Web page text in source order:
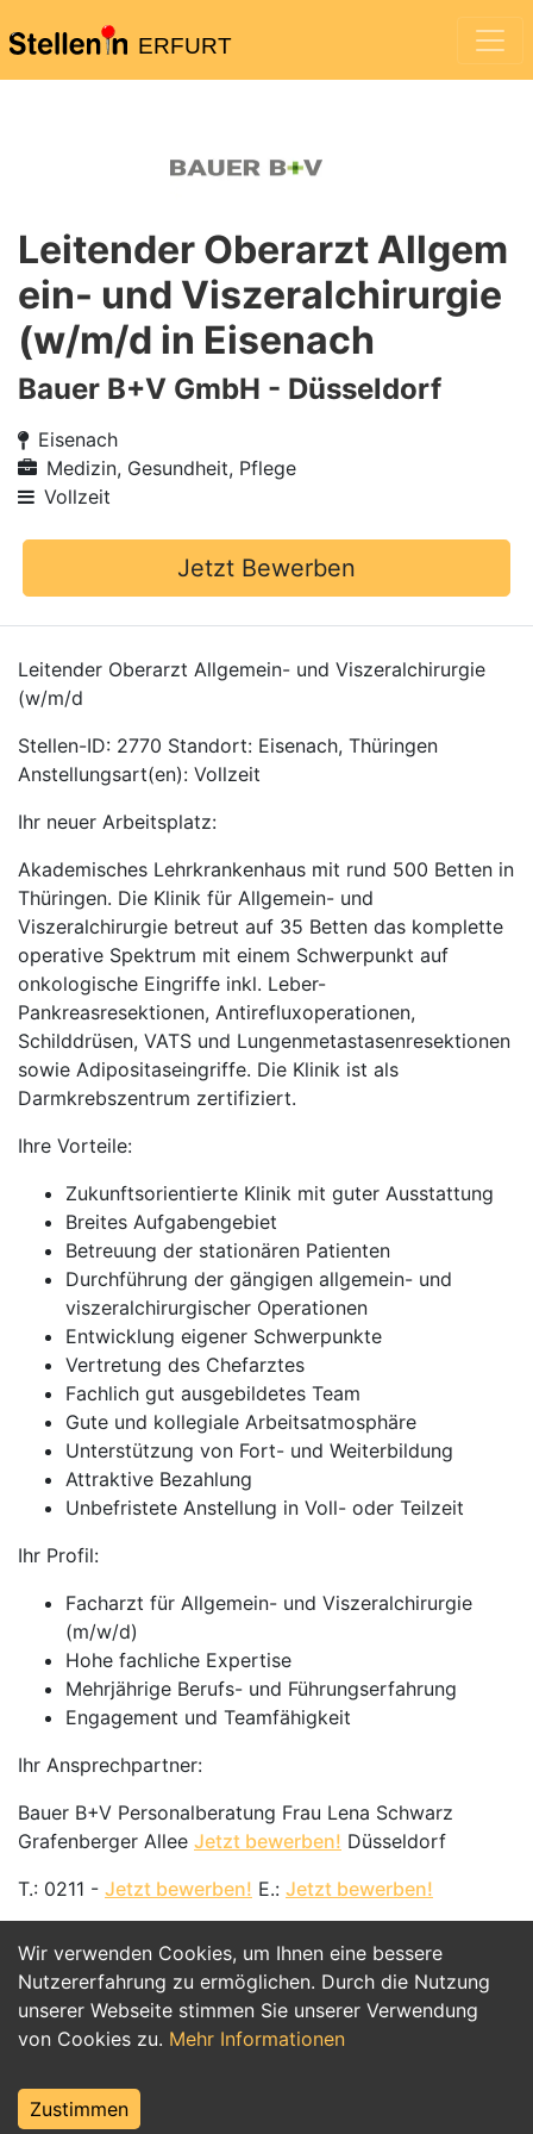
ERFURT
Wir verwenden Cookies, um Ihnen eine bessere
Nutzererfahrung zu ermöglichen. Durch die Nutzung
unserer Webseite stimmen Sie unserer Verwendung
von Cookies zu. Mehr Informationen
Zustimmen
Leitender Oberarzt Allgem
ein- und Viszeralchirurgie
(w/m/d in Eisenach
Bauer B+V GmbH - Düsseldorf
Eisenach
Medizin, Gesundheit, Pflege
Vollzeit
Jetzt Bewerben
Leitender Oberarzt Allgemein- und Viszeralchirurgie
(w/m/d
Stellen-ID: 2770 Standort: Eisenach, Thüringen
Anstellungsart(en): Vollzeit
Ihr neuer Arbeitsplatz:
Akademisches Lehrkrankenhaus mit rund 500 Betten in
Thüringen. Die Klinik für Allgemein- und
Viszeralchirurgie betreut auf 35 Betten das komplette
operative Spektrum mit einem Schwerpunkt auf
onkologische Eingriffe inkl. Leber-
Pankreasresektionen, Antirefluxoperationen,
Schilddrüsen, VATS und Lungenmetastasenresektionen
sowie Adipositaseingriffe. Die Klinik ist als
Darmkrebszentrum zertifiziert.
Ihre Vorteile:
Zukunftsorientierte Klinik mit guter Ausstattung
Breites Aufgabengebiet
Betreuung der stationären Patienten
Durchführung der gängigen allgemein- und
viszeralchirurgischer Operationen
Entwicklung eigener Schwerpunkte
Vertretung des Chefarztes
Fachlich gut ausgebildetes Team
Gute und kollegiale Arbeitsatmosphäre
Unterstützung von Fort- und Weiterbildung
Attraktive Bezahlung
Unbefristete Anstellung in Voll- oder Teilzeit
Ihr Profil:
Facharzt für Allgemein- und Viszeralchirurgie
(m/w/d)
Hohe fachliche Expertise
Mehrjährige Berufs- und Führungserfahrung
Engagement und Teamfähigkeit
Ihr Ansprechpartner:
Bauer B+V Personalberatung Frau Lena Schwarz
Grafenberger Allee Jetzt bewerben! Düsseldorf
T.: 0211 - Jetzt bewerben! E.: Jetzt bewerben!
Jetzt Bewerben